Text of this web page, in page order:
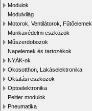
Modulok
Modulvilág
Motorok, Ventilátorok, Fűtőelemek
Munkavédelmi eszközök
Műszerdobozok
Napelemek és tartozékok
NYÁK-ok
Okosotthon, Lakáselektronika
Oktatási eszközök
Optoelektronika
Peltier modulok
Pneumatika